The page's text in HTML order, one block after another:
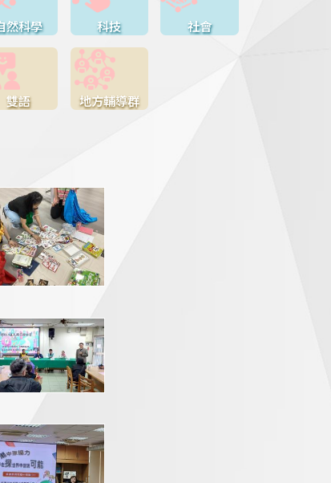
然科學 科技 社會
雙語 地方輔導群